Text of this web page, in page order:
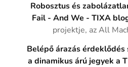
Robosztus és
Fail - And We - TIXA
projektje, az All
Belépő árazás
a dinamikus árú jegyek a